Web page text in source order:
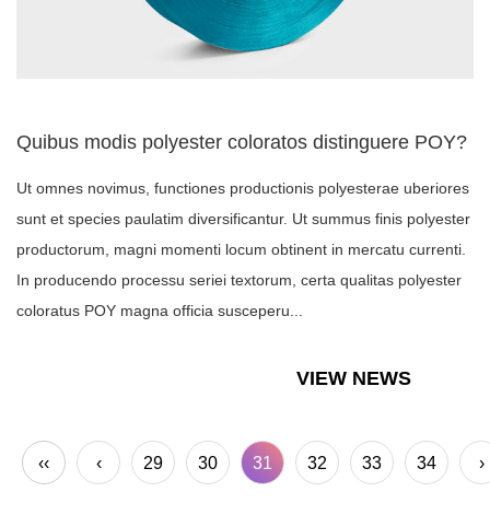
Quibus modis polyester coloratos distinguere POY?
Ut omnes novimus, functiones productionis polyesterae uberiores
sunt et species paulatim diversificantur. Ut summus finis polyester
productorum, magni momenti locum obtinent in mercatu currenti.
In producendo processu seriei textorum, certa qualitas polyester
coloratus POY magna officia susceperu...
VIEW NEWS
‹‹ ‹ 29 30 31 32 33 34 ›